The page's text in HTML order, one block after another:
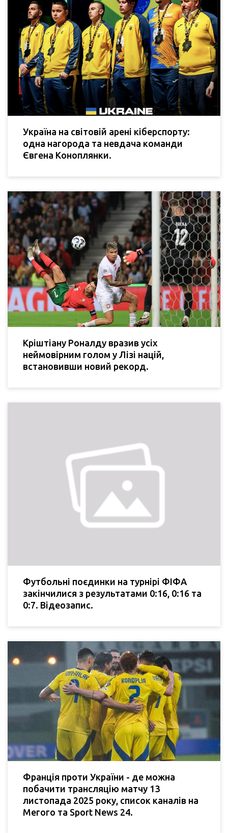
Україна на світовій арені кіберспорту:
одна нагорода та невдача команди
Євгена Коноплянки.
Кріштіану Роналду вразив усіх
неймовірним голом у Лізі націй,
встановивши новий рекорд.
Футбольні поєдинки на турнірі ФІФА
закінчилися з результатами 0:16, 0:16 та
0:7. Відеозапис.
Франція проти України - де можна
побачити трансляцію матчу 13
листопада 2025 року, список каналів на
Мегого та Sport News 24.